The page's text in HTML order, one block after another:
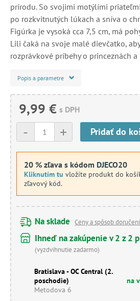
prírodu. So svojimi motýlími
po rozkvitnutých lúkach a sníva o
Figúrka je vysoká cca 7,5 cm, má
Lili čaká na svoje malé dievčatko,
rozprávkové príbehy o princeznách a
Popis a parametre
9,99 € s DPH
+
- Pridať do
20 % zľava s kódom DJECO20
Kliknutím tu vložíte produkt do
zľavový kód.
Na sklade Ceny a spôsob
Ihneď na zakúpenie v 2 z 2
(vyzdvihnutie zadarmo)
Bratislava - OC Central (2.
poschodie)
Metodova 6
na